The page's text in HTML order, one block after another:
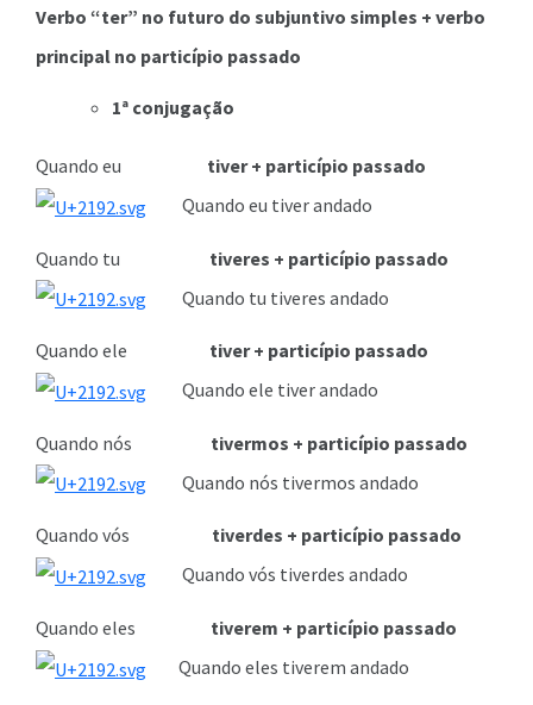
Verbo “ter” no futuro do subjuntivo simples + verbo
principal no particípio passado
1ª conjugação
Quando eu tiver + particípio passado
Quando eu tiver andado
Quando tu tiveres + particípio passado
Quando tu tiveres andado
Quando ele tiver + particípio passado
Quando ele tiver andado
Quando nós tivermos + particípio passado
Quando nós tivermos andado
Quando vós tiverdes + particípio passado
Quando vós tiverdes andado
Quando eles tiverem + particípio passado
Quando eles tiverem andado